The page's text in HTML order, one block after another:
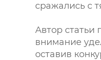
сражались с
Автор статьи
внимание
оставив